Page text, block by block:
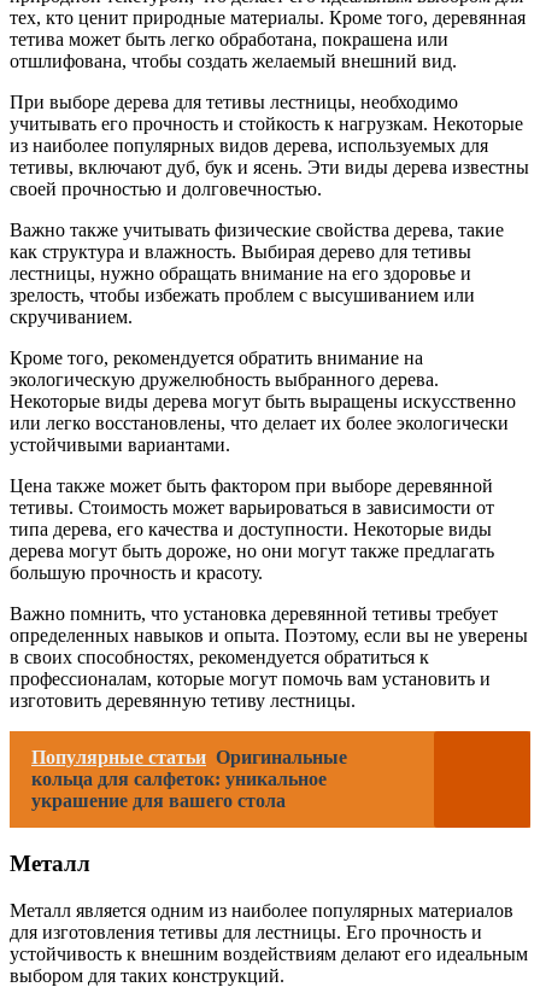
тех, кто ценит природные материалы. Кроме того, деревянная
тетива может быть легко обработана, покрашена или
отшлифована, чтобы создать желаемый внешний вид.
При выборе дерева для тетивы лестницы, необходимо
учитывать его прочность и стойкость к нагрузкам. Некоторые
из наиболее популярных видов дерева, используемых для
тетивы, включают дуб, бук и ясень. Эти виды дерева известны
своей прочностью и долговечностью.
Важно также учитывать физические свойства дерева, такие
как структура и влажность. Выбирая дерево для тетивы
лестницы, нужно обращать внимание на его здоровье и
зрелость, чтобы избежать проблем с высушиванием или
скручиванием.
Кроме того, рекомендуется обратить внимание на
экологическую дружелюбность выбранного дерева.
Некоторые виды дерева могут быть выращены искусственно
или легко восстановлены, что делает их более экологически
устойчивыми вариантами.
Цена также может быть фактором при выборе деревянной
тетивы. Стоимость может варьироваться в зависимости от
типа дерева, его качества и доступности. Некоторые виды
дерева могут быть дороже, но они могут также предлагать
большую прочность и красоту.
Важно помнить, что установка деревянной тетивы требует
определенных навыков и опыта. Поэтому, если вы не уверены
в своих способностях, рекомендуется обратиться к
профессионалам, которые могут помочь вам установить и
изготовить деревянную тетиву лестницы.
Популярные статьи Оригинальные
кольца для салфеток: уникальное
украшение для вашего стола
Металл
Металл является одним из наиболее популярных материалов
для изготовления тетивы для лестницы. Его прочность и
устойчивость к внешним воздействиям делают его идеальным
выбором для таких конструкций.